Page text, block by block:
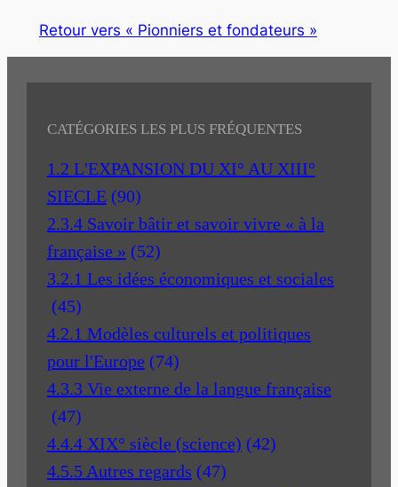
Retour vers « Pionniers et fondateurs »
CATÉGORIES LES PLUS FRÉQUENTES
1.2 L'EXPANSION DU XI° AU XIII°
SIECLE (90)
2.3.4 Savoir bâtir et savoir vivre « à la
française » (52)
3.2.1 Les idées économiques et sociales
(45)
4.2.1 Modèles culturels et politiques
pour l'Europe (74)
4.3.3 Vie externe de la langue française
(47)
4.4.4 XIX° siècle (science) (42)
4.5.5 Autres regards (47)